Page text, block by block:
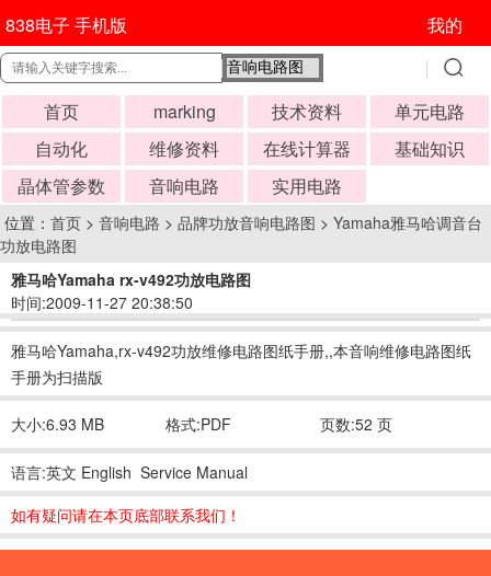
838电子 手机版 我的
首页 marking 技术资料
单元电路
自动化
维修资料 在线计算器
基础知识
晶体管参数
音响电路 实用电路
位置： 首页 > 音响电路 > 品牌功放音响电路图 > Yamaha雅马哈调音台
功放电路图
雅马哈Yamaha rx-v492功放电路图
时间:2009-11-27 20:38:50
雅马哈Yamaha,rx-v492功放维修电路图纸手册,,本音响维修电路图纸
手册为扫描版
大小:6.93 MB 格式:PDF 页数:52 页
语言:英文 English Service Manual
如有疑问请在本页底部联系我们！